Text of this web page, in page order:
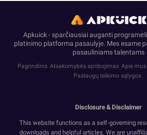
Apkuick - sparčiausiai auganti
platinimo platforma pasaulyje. Mes esame
pasauliniams talentams
Pagrindinis Atsakomybės apribojimas Apie mus
Paslaugų teikimo sąlygos
Disclosure & Disclaimer
This website functions as a self-governing
downloads and helpful articles. We are